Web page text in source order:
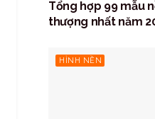
Tổng hợp 99 mẫu
thượng nhất năm
HÌNH NỀN